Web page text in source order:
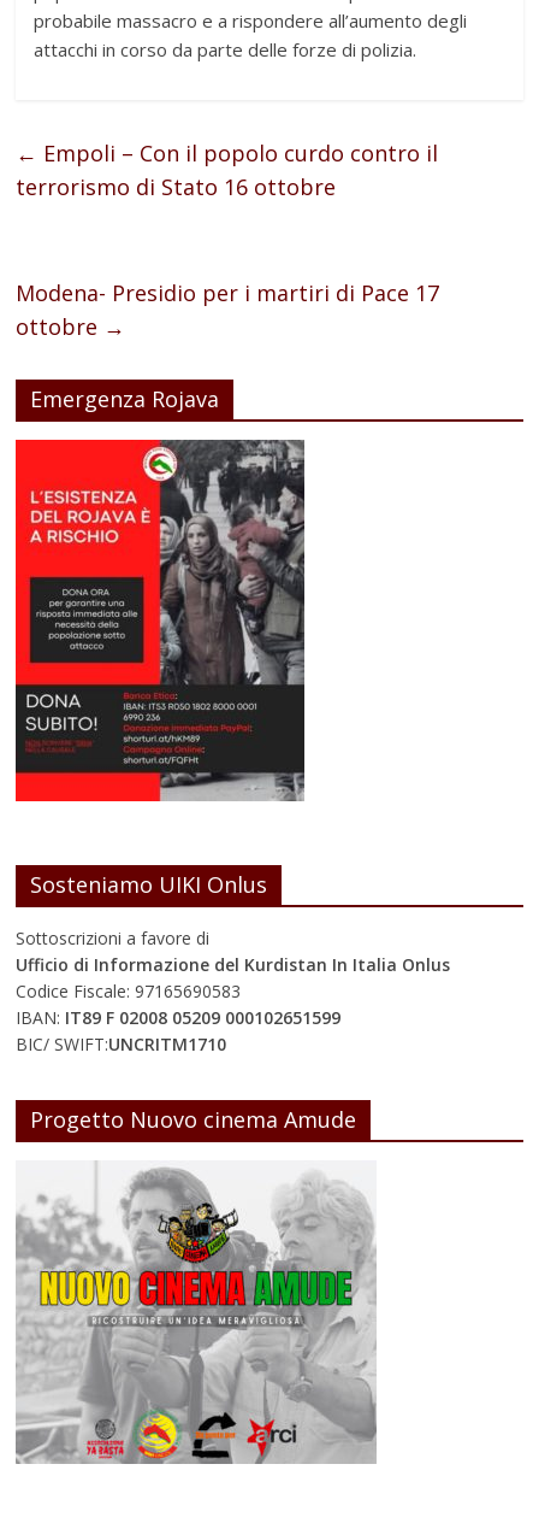
probabile massacro e a rispondere all’aumento degli
attacchi in corso da parte delle forze di polizia.
← Empoli – Con il popolo curdo contro il
terrorismo di Stato 16 ottobre
Modena- Presidio per i martiri di Pace 17
ottobre →
Emergenza Rojava
Sosteniamo UIKI Onlus
Sottoscrizioni a favore di
Ufficio di Informazione del Kurdistan In Italia Onlus
Codice Fiscale: 97165690583
IBAN: IT89 F 02008 05209 000102651599
BIC/ SWIFT:UNCRITM1710
Progetto Nuovo cinema Amude